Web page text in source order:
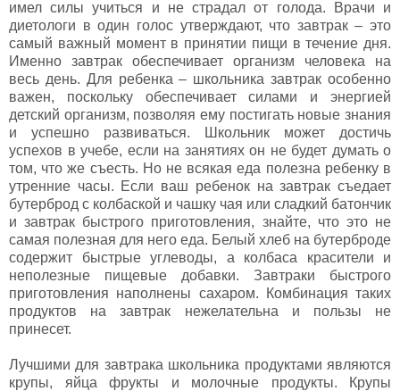
имел силы учиться и не страдал от голода. Врачи и
диетологи в один голос утверждают, что завтрак – это
самый важный момент в принятии пищи в течение дня.
Именно завтрак обеспечивает организм человека на
весь день. Для ребенка – школьника завтрак особенно
важен, поскольку обеспечивает силами и энергией
детский организм, позволяя ему постигать новые знания
и успешно развиваться. Школьник может достичь
успехов в учебе, если на занятиях он не будет думать о
том, что же съесть. Но не всякая еда полезна ребенку в
утренние часы. Если ваш ребенок на завтрак съедает
бутерброд с колбаской и чашку чая или сладкий батончик
и завтрак быстрого приготовления, знайте, что это не
самая полезная для него еда. Белый хлеб на бутерброде
содержит быстрые углеводы, а колбаса красители и
неполезные пищевые добавки. Завтраки быстрого
приготовления наполнены сахаром. Комбинация таких
продуктов на завтрак нежелательна и пользы не
принесет.
Лучшими для завтрака школьника продуктами являются
крупы, яйца фрукты и молочные продукты. Крупы